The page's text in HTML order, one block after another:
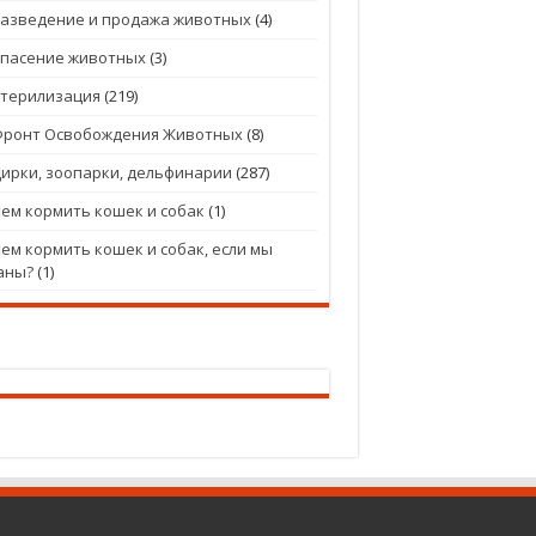
и продажа животных(4)
животных(3)
(219)
Освобождения Животных(8)
зоопарки, дельфинарии (287)
кормить кошек и собак (1)
кормить кошек и собак, если мы
(1)